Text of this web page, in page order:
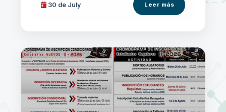
30 de July Leer más